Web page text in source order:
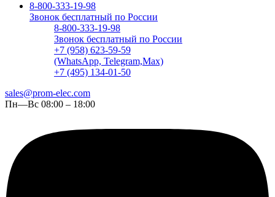
8-800-333-19-98
Звонок бесплатный по России
8-800-333-19-98
Звонок бесплатный по России
+7 (958) 623-59-59
(WhatsApp, Telegram,Max)
+7 (495) 134-01-50
sales@prom-elec.com
Пн—Вс 08:00 – 18:00